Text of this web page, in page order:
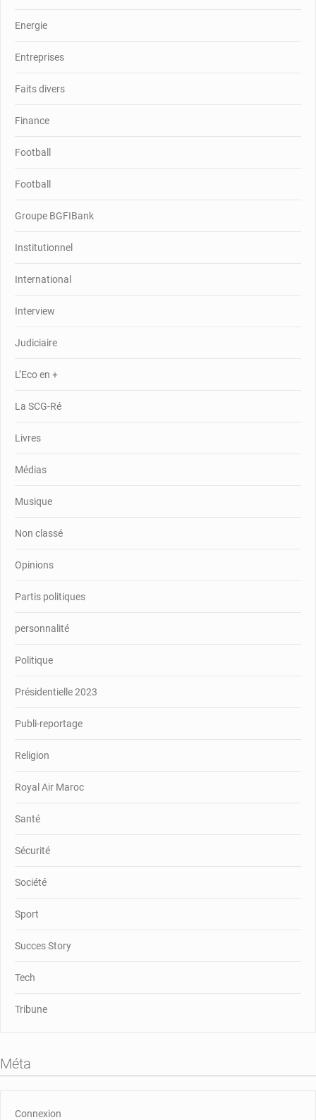
Energie
Entreprises
Faits divers
Finance
Football
Football
Groupe BGFIBank
Institutionnel
International
Interview
Judiciaire
L’Eco en +
La SCG-Ré
Livres
Médias
Musique
Non classé
Opinions
Partis politiques
personnalité
Politique
Présidentielle 2023
Publi-reportage
Religion
Royal Air Maroc
Santé
Sécurité
Société
Sport
Succes Story
Tech
Tribune
Méta
Connexion